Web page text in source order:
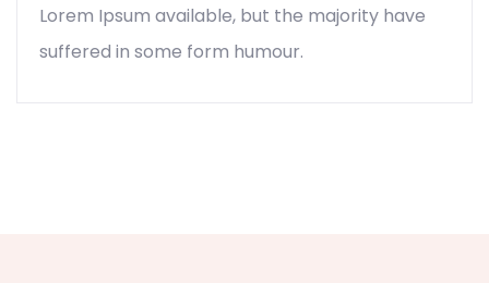
Lorem Ipsum available, but the majority have
suffered in some form humour.